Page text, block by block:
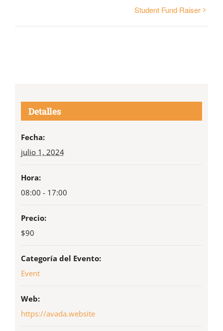
Student Fund Raiser
Detalles
Fecha:
julio 1, 2024
Hora:
08:00 - 17:00
Precio:
$90
Categoría del Evento:
Event
Web:
https://avada.website